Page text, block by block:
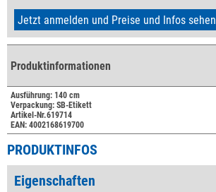
Jetzt anmelden und Preise und Infos sehen
Produktinformationen
Ausführung: 140 cm
Verpackung: SB-Etikett
Artikel-Nr.619714
EAN: 4002168619700
PRODUKTINFOS
Eigenschaften